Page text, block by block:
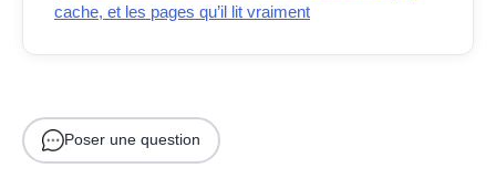
cache, et les pages qu’il lit vraiment
Poser une question